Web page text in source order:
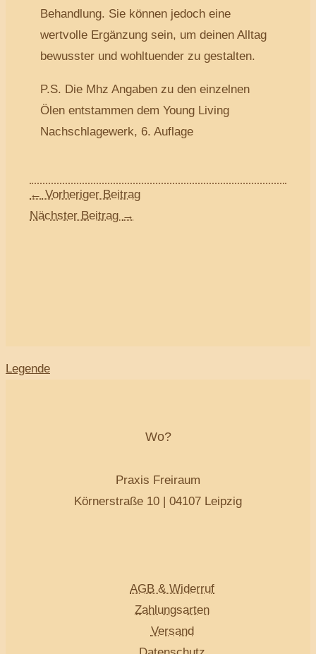
Behandlung. Sie können jedoch eine
wertvolle Ergänzung sein, um deinen Alltag
bewusster und wohltuender zu gestalten.
P.S. Die Mhz Angaben zu den einzelnen
Ölen entstammen dem Young Living
Nachschlagewerk, 6. Auflage
← Vorheriger Beitrag
Nächster Beitrag →
Legende
Wo?
Praxis Freiraum
Körnerstraße 10 | 04107 Leipzig
AGB & Widerruf
Zahlungsarten
Versand